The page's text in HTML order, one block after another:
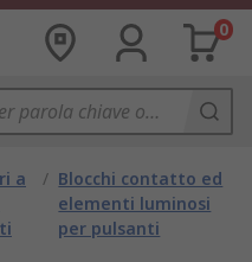
0
a
/ Blocchi contatto ed
elementi luminosi
per pulsanti